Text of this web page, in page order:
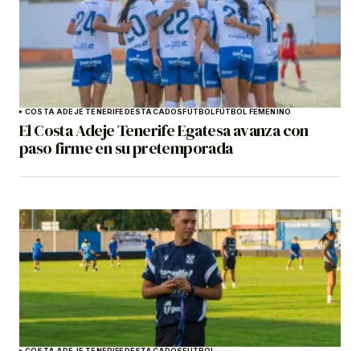
COSTA ADEJE TENERIFEDESTACADOSFÚTBOLFÚTBOL FEMENINO
El Costa Adeje Tenerife Egatesa avanza con
paso firme en su pretemporada